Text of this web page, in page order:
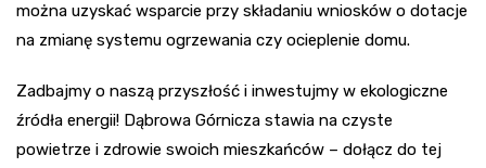
można uzyskać wsparcie przy składaniu wniosków o dotacje
na zmianę systemu ogrzewania czy ocieplenie domu.
Zadbajmy o naszą przyszłość i inwestujmy w ekologiczne
źródła energii! Dąbrowa Górnicza stawia na czyste
powietrze i zdrowie swoich mieszkańców – dołącz do tej